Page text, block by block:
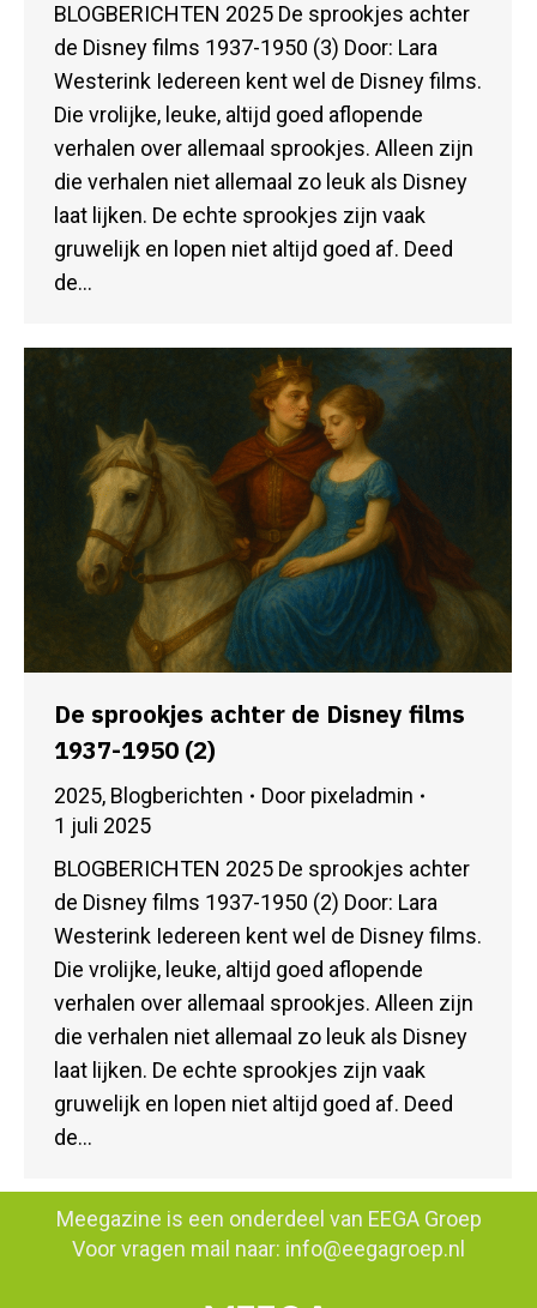
BLOGBERICHTEN 2025 De sprookjes achter
de Disney films 1937-1950 (3) Door: Lara
Westerink Iedereen kent wel de Disney films.
Die vrolijke, leuke, altijd goed aflopende
verhalen over allemaal sprookjes. Alleen zijn
die verhalen niet allemaal zo leuk als Disney
laat lijken. De echte sprookjes zijn vaak
gruwelijk en lopen niet altijd goed af. Deed
de…
De sprookjes achter de Disney films
1937-1950 (2)
2025, Blogberichten Door pixeladmin
1 juli 2025
BLOGBERICHTEN 2025 De sprookjes achter
de Disney films 1937-1950 (2) Door: Lara
Westerink Iedereen kent wel de Disney films.
Die vrolijke, leuke, altijd goed aflopende
verhalen over allemaal sprookjes. Alleen zijn
die verhalen niet allemaal zo leuk als Disney
laat lijken. De echte sprookjes zijn vaak
gruwelijk en lopen niet altijd goed af. Deed
de…
Meegazine is een onderdeel van EEGA Groep
Voor vragen mail naar: info@eegagroep.nl